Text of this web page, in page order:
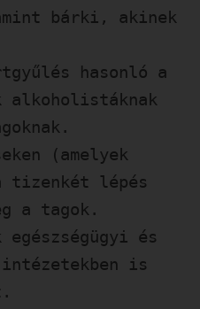
bárki, akinek
hasonló a
(amelyek
tizenkét lépés
a tagok.
és
is